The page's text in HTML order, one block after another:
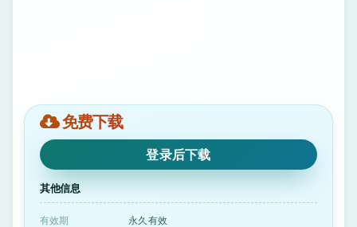
免费下载
登录后下载
其他信息
有效期 永久有效